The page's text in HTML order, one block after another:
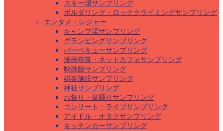
スキー場サンプリング
ボルダリング・ロッククライミングサンプリング
エンタメ・レジャー
キャンプ場サンプリング
グランピングサンプリング
バーベキューサンプリング
漫画喫茶・ネットカフェサンプリング
映画館サンプリング
娯楽施設サンプリング
神社サンプリング
お祭り・盆踊りサンプリング
コンサート・ライブサンプリング
アイドル・オタクサンプリング
キッチンカーサンプリング